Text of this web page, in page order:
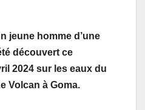
jeune homme d’une
découvert ce
2024 sur les eaux du
Volcan à Goma.